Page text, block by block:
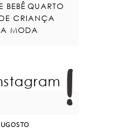
BEBÊ QUARTO
CRIANÇA
MODA